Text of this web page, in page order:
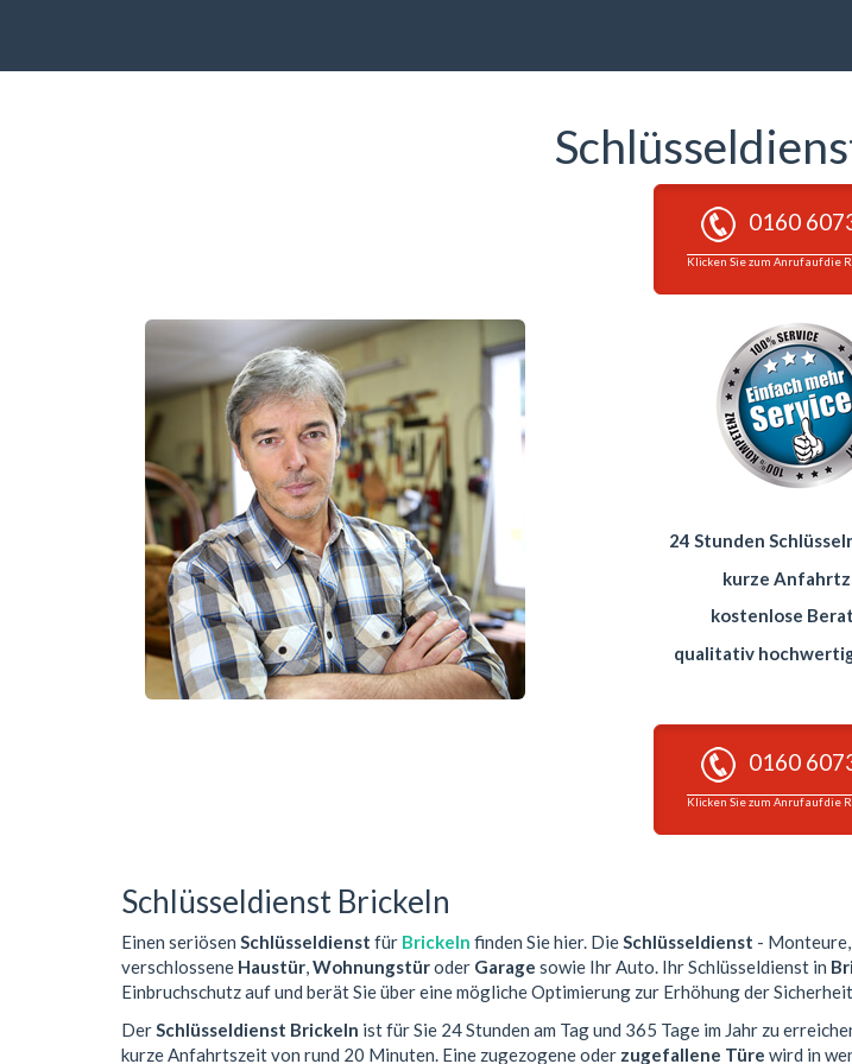
0160
Klicken Sie zum Anruf auf die
24 Stunden
kurze
kostenlose
qualitativ
0160
Klicken Sie zum Anruf auf die
Schlüsseldienst Brickeln
Einen seriösen Schlüsseldienst für Brickeln finden Sie hier. DieSchlüsseldienst -
verschlossene Haustür,Wohnungstüroder Garage sowie Ihr Auto. Ihr Schlüsseldienst in
Einbruchschutz auf und berät Sie über eine mögliche Optimierung zur Erhöhung der
DerSchlüsseldienst Brickeln ist für Sie 24 Stunden am Tag und 365 Tage im Jahr zu
kurze Anfahrtszeit von rund 20 Minuten. Eine zugezogene oder zugefallene Türe wird in